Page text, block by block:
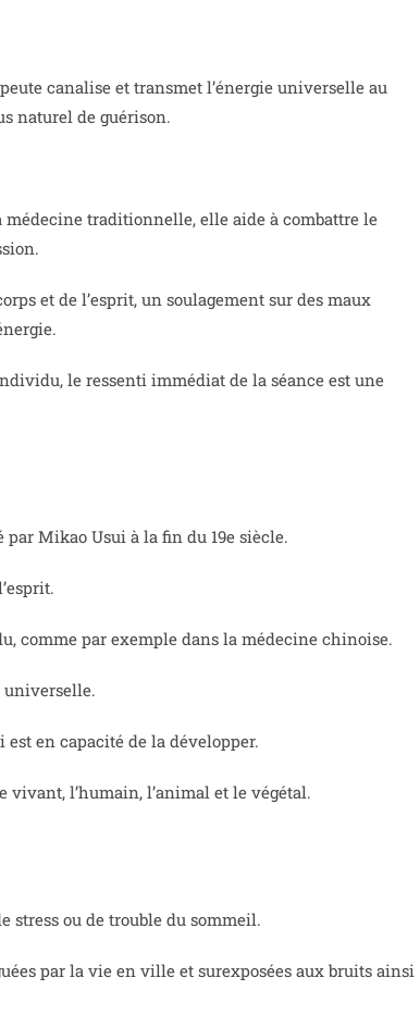
canalise et transmet l’énergie universelle au
naturel de guérison.
médecine traditionnelle, elle aide à combattre le
et de l’esprit, un soulagement sur des maux
le ressenti immédiat de la séance est une
Mikao Usui à la fin du 19e siècle.
comme par exemple dans la médecine chinoise.
universelle.
est en capacité de la développer.
vivant, l’humain, l’animal et le végétal.
stress ou de trouble du sommeil.
par la vie en ville et surexposées aux bruits ainsi